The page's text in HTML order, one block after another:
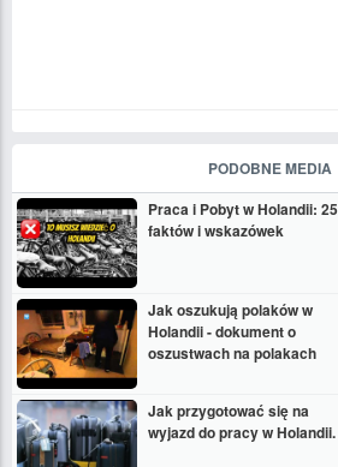
PODOBNE MEDIA
Praca i Pobyt w Holandii: 25
faktów i wskazówek
Jak oszukują polaków w
Holandii - dokument o
oszustwach na polakach
Jak przygotować się na
wyjazd do pracy w Holandii.